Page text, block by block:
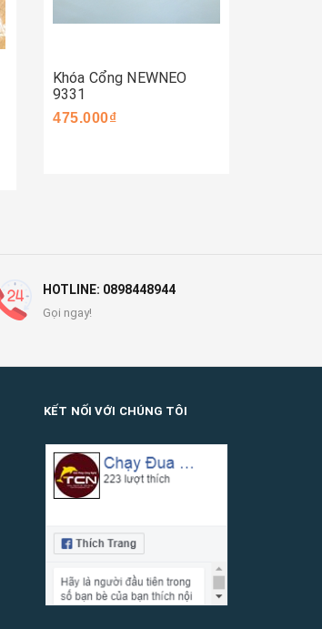
Khóa Cổng NEWNEO
9331
475.000₫
HOTLINE: 0898448944
Gọi ngay!
KẾT NỐI VỚI CHÚNG TÔI